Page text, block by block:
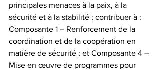
principales menaces à la paix, à la
sécurité et à la stabilité ; contribuer à :
Composante 1 – Renforcement de la
coordination et de la coopération en
matière de sécurité ; et Composante 4 –
Mise en œuvre de programmes pour